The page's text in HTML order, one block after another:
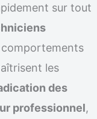
sur tout
les
des
professionnel,